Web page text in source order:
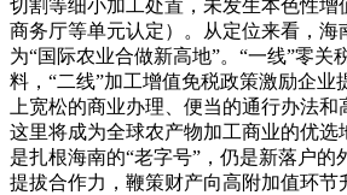
切割等细小加工处置，未发生本色性增
商务厅等单元认定）。从定位来看，海
为“国际农业合做新高地”。“一线”零关
料，“二线”加工增值免税政策激励企业
上宽松的商业办理、便当的通行办法和
这里将成为全球农产物加工商业的优选
是扎根海南的“老字号”，仍是新落户的
提拔合作力，鞭策财产向高附加值环节